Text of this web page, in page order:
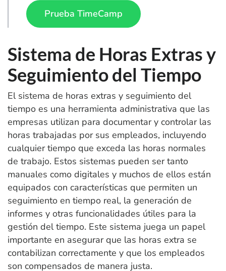
Prueba TimeCamp
Sistema de Horas Extras y
Seguimiento del Tiempo
El sistema de horas extras y seguimiento del
tiempo es una herramienta administrativa que las
empresas utilizan para documentar y controlar las
horas trabajadas por sus empleados, incluyendo
cualquier tiempo que exceda las horas normales
de trabajo. Estos sistemas pueden ser tanto
manuales como digitales y muchos de ellos están
equipados con características que permiten un
seguimiento en tiempo real, la generación de
informes y otras funcionalidades útiles para la
gestión del tiempo. Este sistema juega un papel
importante en asegurar que las horas extra se
contabilizan correctamente y que los empleados
son compensados de manera justa.